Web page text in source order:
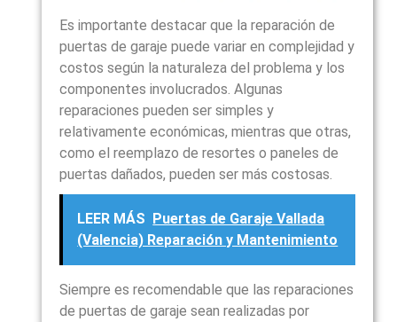
Es importante destacar que la reparación de
puertas de garaje puede variar en complejidad y
costos según la naturaleza del problema y los
componentes involucrados. Algunas
reparaciones pueden ser simples y
relativamente económicas, mientras que otras,
como el reemplazo de resortes o paneles de
puertas dañados, pueden ser más costosas.
LEER MÁS Puertas de Garaje Vallada
(Valencia) Reparación y Mantenimiento
Siempre es recomendable que las reparaciones
de puertas de garaje sean realizadas por